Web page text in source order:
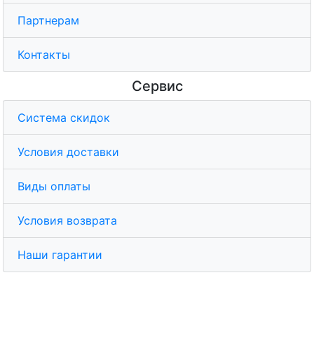
Партнерам
Контакты
Сервис
Система скидок
Условия доставки
Виды оплаты
Условия возврата
Наши гарантии